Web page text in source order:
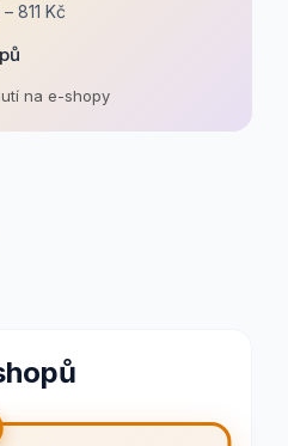
811 Kč
na e-shopy